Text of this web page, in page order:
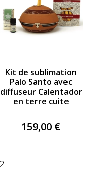
Kit de sublimation
Palo Santo avec
diffuseur Calentador
en terre cuite
159,00 €